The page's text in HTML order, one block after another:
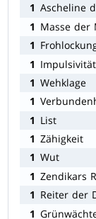
1 Ascheline
1 Masse der
1
1 Impulsivität
1 Wehklage
1
1 List
1 Zähigkeit
1 Wut
1 Zendikars
1 Reiter der
1